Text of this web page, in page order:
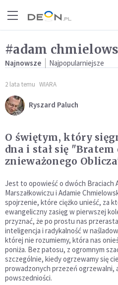
#adam
Najnowsze Najpopularniejsze
2 lata temu WIARA
Ryszard Paluch
O świętym, który
dna i stał się "Bratem
znieważonego
Jest to opowieść o dwóch Braciach
Marszałkowiczu i Adamie
spojrzenie, które ciężko unieść, za
ewangeliczny zasięg w pierwszej
przyznać, że po prostu nas
inteligencja i radykalność w
której nie rozumiemy, która nas
poniża. Bez patosu, z ogromnym
szczególnie, kiedy ogrzewamy się
prowadzonych przezeń ogrzewalni,
powszedniości.